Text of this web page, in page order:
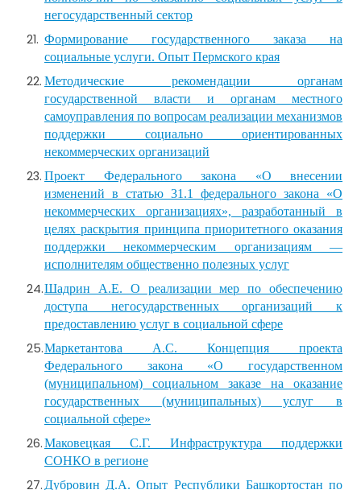
негосударственный сектор
Формирование государственного заказа на
социальные услуги. Опыт Пермского края
Методические рекомендации органам
государственной власти и органам местного
самоуправления по вопросам реализации механизмов
поддержки социально ориентированных
некоммерческих организаций
Проект Федерального закона «О внесении
изменений в статью 31.1 федерального закона «О
некоммерческих организациях», разработанный в
целях раскрытия принципа приоритетного оказания
поддержки некоммерческим организациям —
исполнителям общественно полезных услуг
Шадрин А.Е. О реализации мер по обеспечению
доступа негосударственных организаций к
предоставлению услуг в социальной сфере
Маркетантова А.С. Концепция проекта
Федерального закона «О государственном
(муниципальном) социальном заказе на оказание
государственных (муниципальных) услуг в
социальной сфере»
Маковецкая С.Г. Инфраструктура поддержки
СОНКО в регионе
Дубровин Д.А. Опыт Республики Башкортостан по